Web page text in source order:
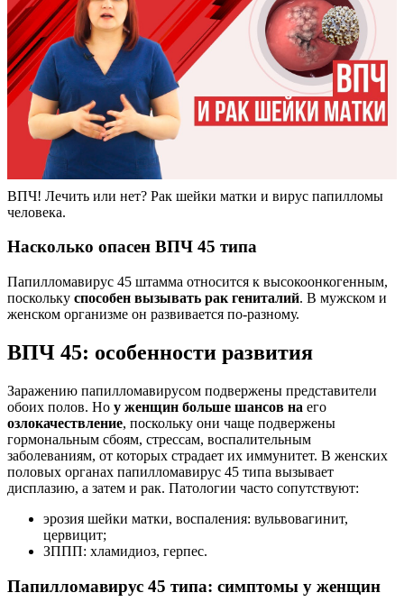
ВПЧ! Лечить или нет? Рак шейки матки и вирус папилломы
человека.
Насколько опасен ВПЧ 45 типа
Папилломавирус 45 штамма относится к высокоонкогенным,
поскольку способен вызывать рак гениталий. В мужском и
женском организме он развивается по-разному.
ВПЧ 45: особенности развития
Заражению папилломавирусом подвержены представители
обоих полов. Но у женщин больше шансов на его
озлокачествление, поскольку они чаще подвержены
гормональным сбоям, стрессам, воспалительным
заболеваниям, от которых страдает их иммунитет. В женских
половых органах папилломавирус 45 типа вызывает
дисплазию, а затем и рак. Патологии часто сопутствуют:
эрозия шейки матки, воспаления: вульвовагинит,
цервицит;
ЗППП: хламидиоз, герпес.
Папилломавирус 45 типа: симптомы у женщин